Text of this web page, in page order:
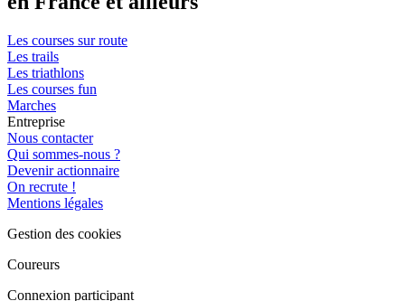
Les courses sur route
Les trails
Les triathlons
Les courses fun
Marches
Entreprise
Nous contacter
Qui sommes-nous ?
Devenir actionnaire
On recrute !
Mentions légales
Gestion des cookies
Coureurs
Connexion participant